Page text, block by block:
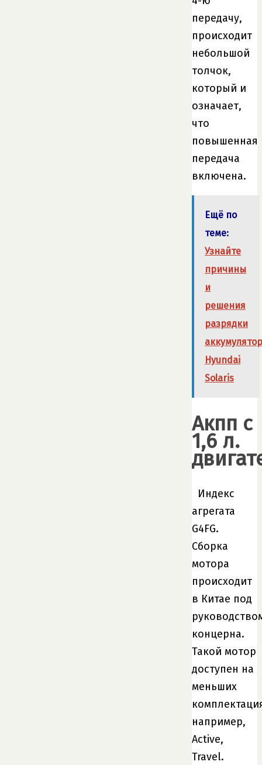
передачу,
происходит
небольшой
толчок,
который и
означает,
что
повышенная
передача
включена.
Ещё по
теме:
Узнайте
причины
и
решения
разрядки
Hyundai
Solaris
Акпп с
1,6 л.
Индекс
агрегата
G4FG.
Сборка
мотора
происходит
в Китае под
концерна.
Такой мотор
доступен на
меньших
например,
Active,
Travel.